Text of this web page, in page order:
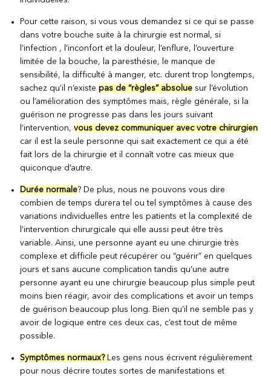
Pour cette raison, si vous vous demandez si ce qui se passe
dans votre bouche suite à la chirurgie est normal, si
l’infection , l’inconfort et la douleur, l’enflure, l’ouverture
limitée de la bouche, la paresthésie, le manque de
sensibilité, la difficulté à manger, etc. durent trop longtemps,
sachez qu’il n’existepas de “règles” absolue sur l’évolution
ou l’amélioration des symptômes mais, règle générale, si la
guérison ne progresse pas dans les jours suivant
l’intervention,vous devez communiquer avec votre chirurgien
car il est la seule personne qui sait exactement ce qui a été
fait lors de la chirurgie et il connaît votre cas mieux que
quiconque d’autre.
Durée normale? De plus, nous ne pouvons vous dire
combien de temps durera tel ou tel symptômes à cause des
variations individuelles entre les patients et la complexité de
l’intervention chirurgicale qui elle aussi peut être très
variable. Ainsi, une personne ayant eu une chirurgie très
complexe et difficile peut récupérer ou “guérir” en quelques
jours et sans aucune complication tandis qu’une autre
personne ayant eu une chirurgie beaucoup plus simple peut
moins bien réagir, avoir des complications et avoir un temps
de guérison beaucoup plus long. Bien qu’il ne semble pas y
avoir de logique entre ces deux cas, c’est tout de même
possible.
Symptômes normaux?
Les gens nous écrivent régulièrement
pour nous décrire toutes sortes de manifestations et